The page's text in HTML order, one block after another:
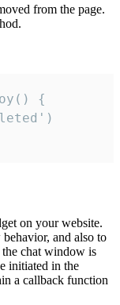
from the page.
{
on your website.
and also to
chat window is
initiated in the
a callback function